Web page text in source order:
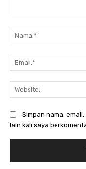
Simpan nama,
lain kali saya